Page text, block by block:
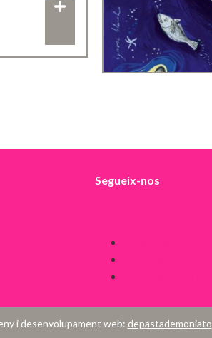
Segueix-nos
i desenvolupament web: depastademoniato